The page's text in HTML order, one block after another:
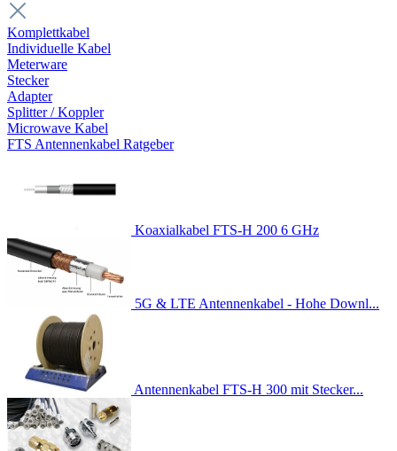
Komplettkabel
Individuelle Kabel
Meterware
Stecker
Adapter
Splitter / Koppler
Microwave Kabel
FTS Antennenkabel Ratgeber
Koaxialkabel FTS-H 200 6 GHz
5G & LTE Antennenkabel - Hohe Downl...
Antennenkabel FTS-H 300 mit Stecker...